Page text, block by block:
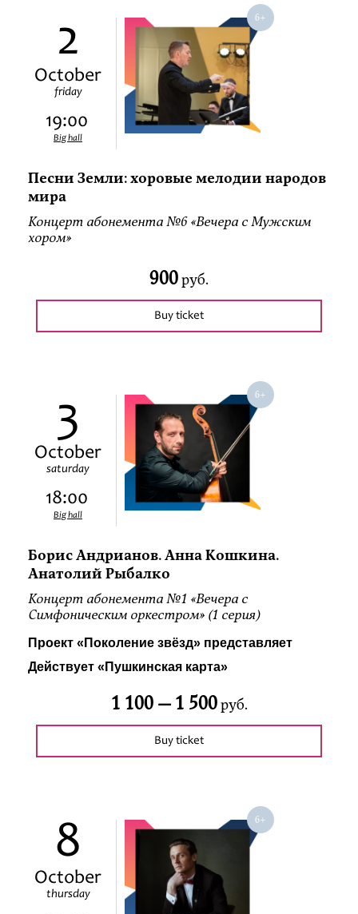
2
October
friday
19:00
Big hall
Песни Земли: хоровые мелодии народов
мира
Концерт абонемента №6 «Вечера с Мужским
хором»
900руб.
Buy ticket
3
October
saturday
18:00
Big hall
Борис Андрианов. Анна Кошкина.
Анатолий Рыбалко
Концерт абонемента №1 «Вечера с
Симфоническим оркестром» (1 серия)
Проект «Поколение звёзд» представляет
Действует «Пушкинская карта»
1 100 — 1 500руб.
Buy ticket
8
October
thursday